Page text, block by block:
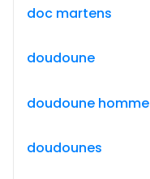
doc martens
doudoune
doudoune homme
doudounes